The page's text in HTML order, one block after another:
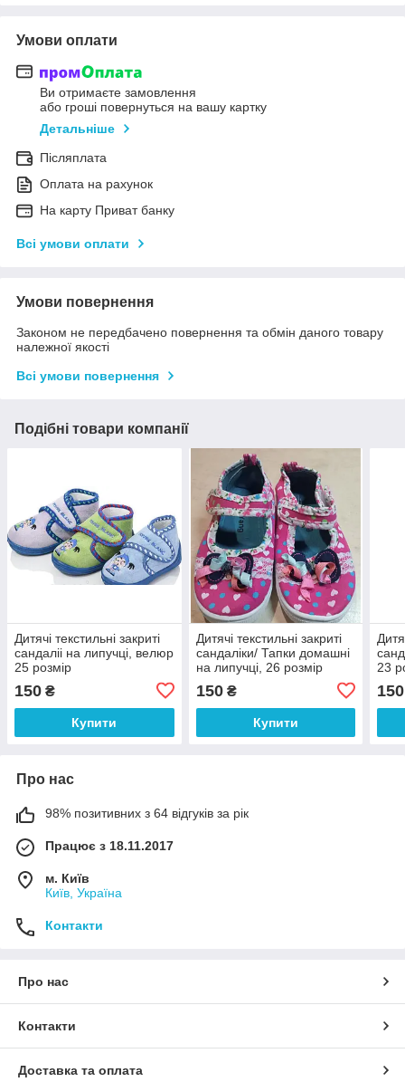
Умови оплати
Ви отримаєте замовлення
або гроші повернуться на вашу картку
Детальніше
Післяплата
Оплата на рахунок
На карту Приват банку
Всі умови оплати
Умови повернення
Законом не передбачено повернення та обмін даного товару
належної якості
Всі умови повернення
Подібні товари компанії
Дитячі текстильні закриті
сандаліі на липучці, велюр
25 розмір
150 ₴
Купити
Дитячі текстильні закриті
сандаліки/ Тапки домашні
на липучці, 26 розмір
150₴
Купити
23
150
Про нас
98% позитивних з 64 відгуків за рік
Працює з 18.11.2017
м. Київ
Київ, Україна
Контакти
Про нас
Контакти
Доставка та оплата